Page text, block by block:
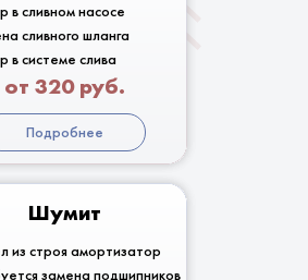
Подробнее
от 320 руб.
в сливном насосе
сливного шланга
в системе слива
Шумит
из строя амортизатор
замена подшипников